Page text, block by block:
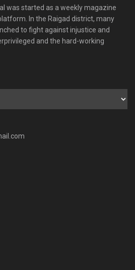
was started as a weekly magazine
In the Raigad district, many
to fight against injustice and
and the hard-working